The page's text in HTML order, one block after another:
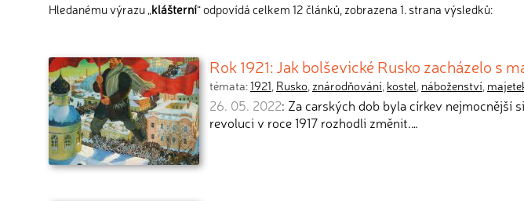
Hledanému výrazu „klášterní“ odpovídá celkem 12 článků, zobrazena 1. strana výsledků:
Rok 1921: Jak bolševické Rusko zacházelo s
témata:1921, Rusko, znárodňování, kostel, náboženství,
26. 05. 2022: Za carských dob byla církev nejmocnější
revoluci v roce 1917 rozhodli změnit.…